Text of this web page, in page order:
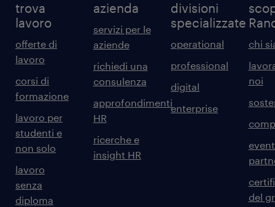
trova
lavoro
offerte di
lavoro
corsi di
formazione
lavoro per
studenti e
non solo
lavoro
senza
diploma
azienda
servizi per le
aziende
richiedi una
consulenza
approfondimenti
HR
ricerche e
insight HR
divisioni
specializzate
operational
professional
digital
enterprise
chi
noi
del